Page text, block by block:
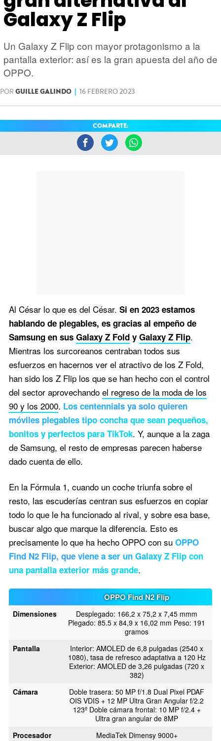
Galaxy Z Flip
Un Galaxy Z Flip con mayor protagonismo a la
pantalla exterior: así es la gran apuesta del año de
OPPO.
POR GUILLE GALINDO | 16 FEBRERO 2023
COMPARTE:
Al César lo que es del César. Si en 2023 estamos
hablando de plegables, es gracias al empeño de
Samsung en sus Galaxy Z Foldy Galaxy Z Flip.
Mientras los surcoreanos centraban todos sus
esfuerzos en hacernos ver el atractivo de los Z Fold,
han sido los Z Flip los que se han hecho con el control
del sector aprovechando el regreso de la moda de los
90 y los 2000. Los centennials ya solo quieren
móviles plegables tipo concha que sean pequeños,
bonitos y perfectos para TikTok. Y, aunque a la zaga
de Samsung, el resto de empresas parecen haberse
dado cuenta de ello.
En la Fórmula 1, cuando un coche triunfa sobre el
resto, las escuderías centran sus esfuerzos en copiar
todo lo que le ha funcionado al rival, y sobre esa base,
buscar algo que marque la diferencia. Esto es
precisamente lo que ha hecho OPPO con su OPPO
Find N2 Flip, que viene a ser un Galaxy Z Flip con
una pantalla exterior más grande.
OPPO Find N2 Flip
Dimensiones
Desplegado: 166,2 x 75,2 x 7,45 mmm
Plegado: 85.5 x 84,9 x 16,02 mm Peso: 191
gramos
Pantalla
Interior: AMOLED de 6,8 pulgadas (2540 x
1080), tasa de refresco adaptativa a 120 Hz
Exterior: AMOLED de 3,26 pulgadas (720 x
382)
Cámara
Doble trasera: 50 MP f/1.8 Dual Pixel PDAF
OIS VDIS + 12 MP Ultra Gran Angular f/2.2
123º Doble cámara frontal: 10 MP f/2.4 +
Ultra gran angular de 8MP
Procesador
MediaTek Dimensy 9000+